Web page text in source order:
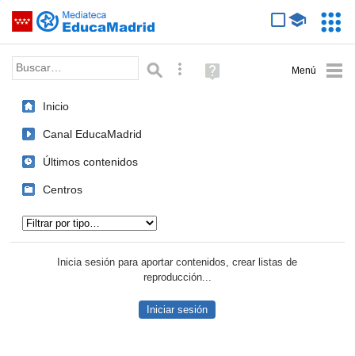
Saltar navegación
Palabra o frase: Búsqueda avanzada
Ayuda
(en
Inicio
Canal EducaMadrid
Últimos contenidos
Centros
Inicia sesión para aportar contenidos, crear listas de
reproducción...
Iniciar sesión